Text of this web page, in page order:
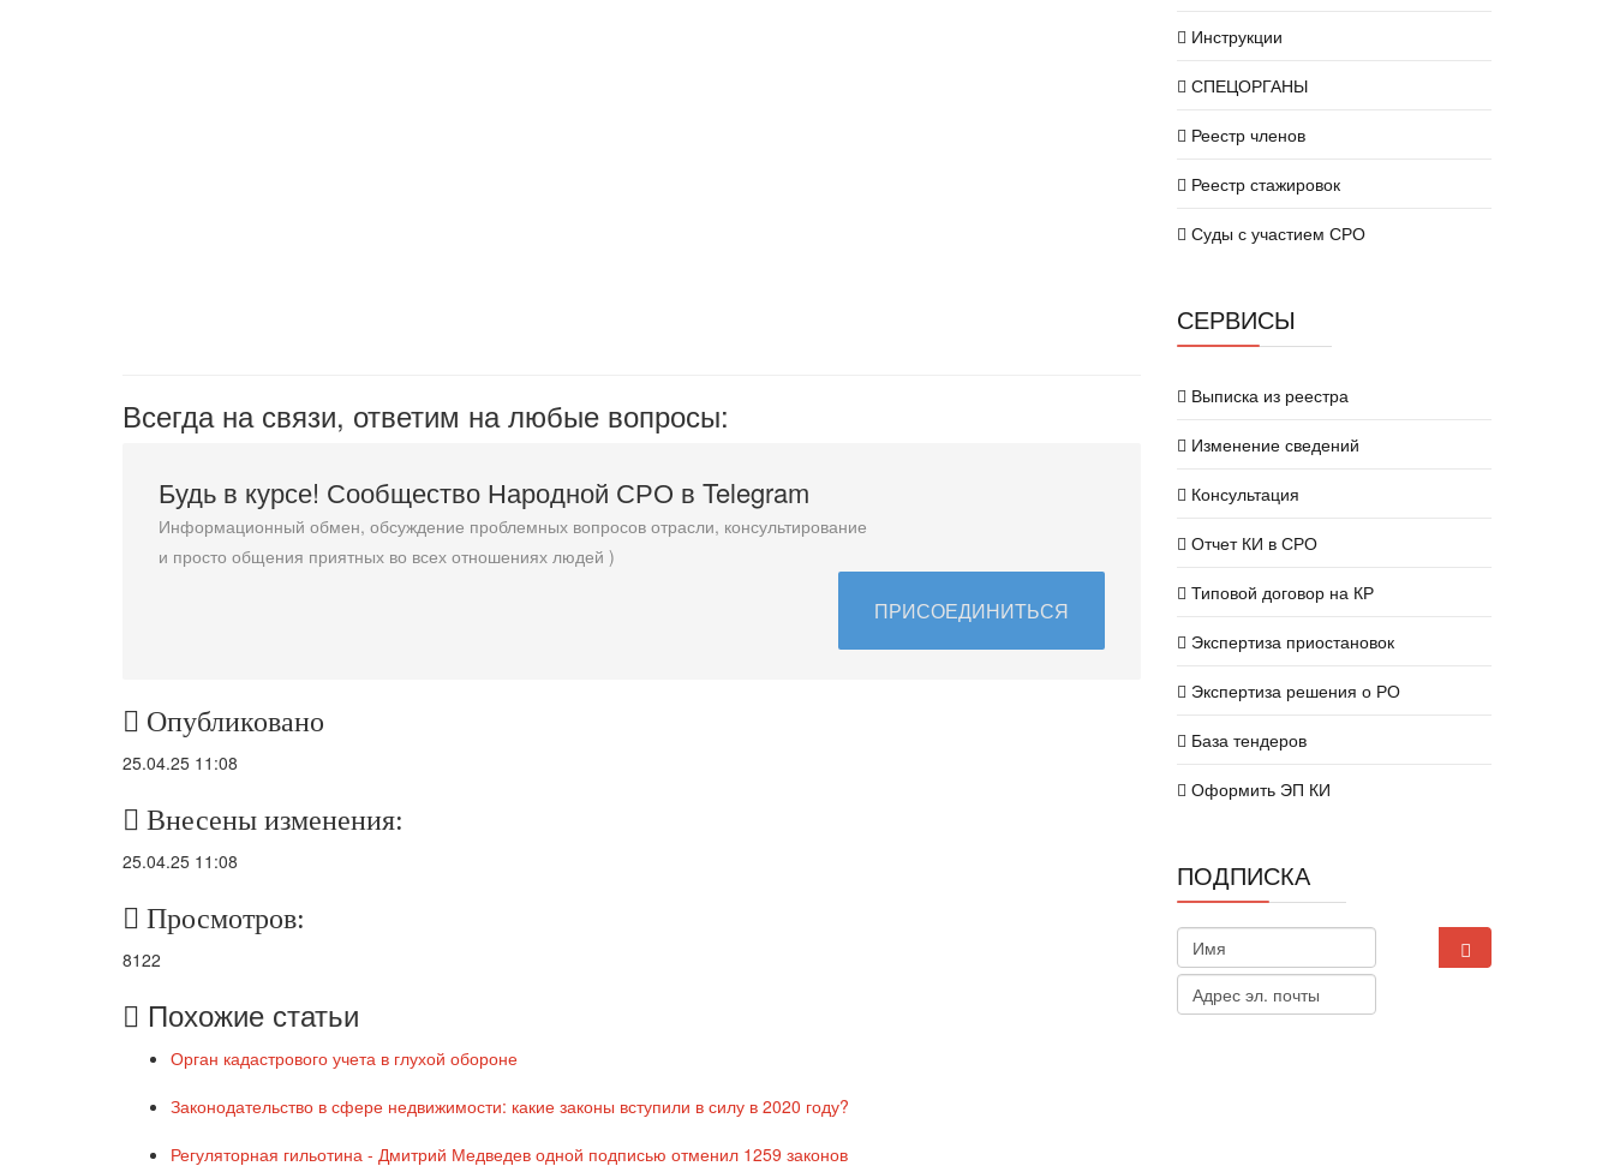
Всегда на связи, ответим на любые вопросы:
Будь в курсе! Сообщество Народной СРО в Telegram
Информационный обмен, обсуждение проблемных вопросов отрасли, консультирование
и просто общения приятных во всех отношениях людей )
ПРИСОЕДИНИТЬСЯ
Опубликовано
25.04.25 11:08
Внесены изменения:
25.04.25 11:08
Просмотров:
8122
Похожие статьи
Орган кадастрового учета в глухой обороне
Законодательство в сфере недвижимости: какие законы вступили в силу в 2020 году?
Регуляторная гильотина - Дмитрий Медведев одной подписью отменил 1259 законов
Инструкции
СПЕЦОРГАНЫ
Реестр членов
Реестр стажировок
Суды с участием СРО
СЕРВИСЫ
Выписка из реестра
Изменение сведений
Консультация
Отчет КИ в СРО
Типовой договор на КР
Экспертиза приостановок
Экспертиза решения о РО
База тендеров
Оформить ЭП КИ
ПОДПИСКА